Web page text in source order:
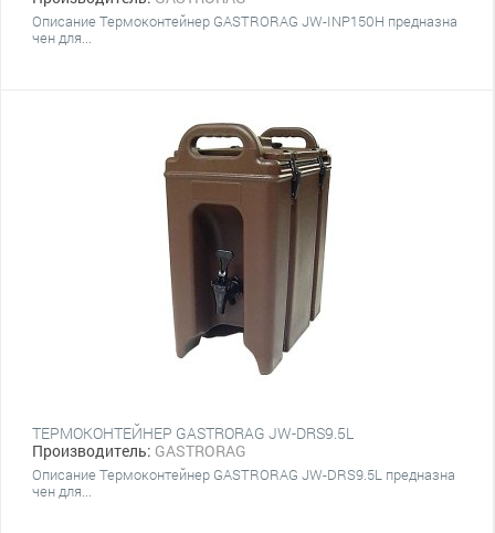
Описание Термоконтейнер GASTRORAG JW-INP150H предназна
чен для...
ТЕРМОКОНТЕЙНЕР GASTRORAG JW-DRS9.5L
Производитель: GASTRORAG
Описание Термоконтейнер GASTRORAG JW-DRS9.5L предназна
чен для...